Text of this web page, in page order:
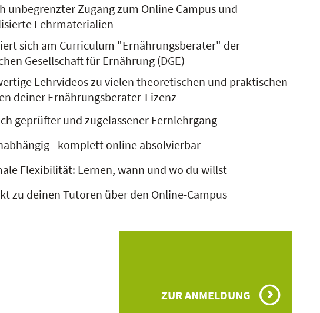
unbegrenzter Zugang zum Online Campus und
Lehrmaterialien
sich am Curriculum "Ernährungsberater" der
Gesellschaft für Ernährung (DGE)
Lehrvideos zu vielen theoretischen und praktischen
deiner Ernährungsberater-Lizenz
geprüfter und zugelassener Fernlehrgang
- komplett online absolvierbar
Flexibilität: Lernen, wann und wo du willst
zu deinen Tutoren über den Online-Campus
ZUR ANMELDUNG